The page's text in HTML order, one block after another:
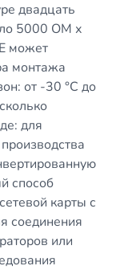
двадцать
5000 ОМ х
может
монтажа
от -30 °C до
для
способ
карты с
соединения
или